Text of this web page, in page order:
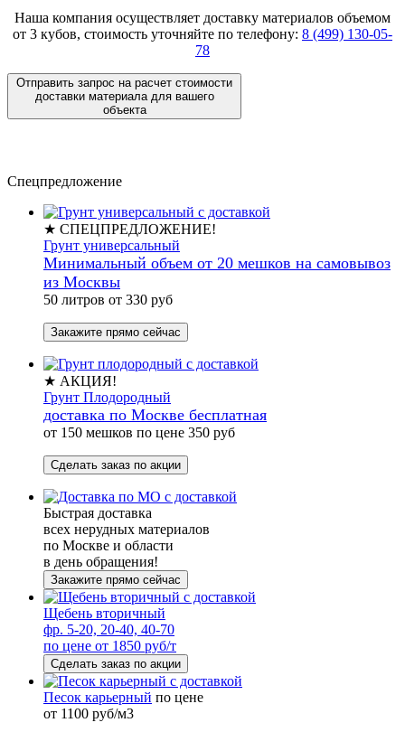
Наша компания осуществляет доставку материалов объемом
от 3 кубов, стоимость уточняйте по телефону: 8 (499) 130-05-
78
Отправить запрос на расчет стоимости
доставки материала для вашего
объекта
Спецпредложение
★ СПЕЦПРЕДЛОЖЕНИЕ!
Грунт универсальный
Минимальный объем от 20 мешков на самовывоз
из Москвы
50 литров от 330 руб
Закажите прямо сейчас
★ АКЦИЯ!
Грунт Плодородный
доставка по Москве бесплатная
от 150 мешков по цене 350 руб
Сделать заказ по акции
Быстрая доставка
всех нерудных материалов
по Москве и области
в день обращения!
Закажите прямо сейчас
Щебень вторичный
фр. 5-20, 20-40, 40-70
по цене от 1850 руб/т
Сделать заказ по акции
Песок карьерный по цене
от 1100 руб/м3